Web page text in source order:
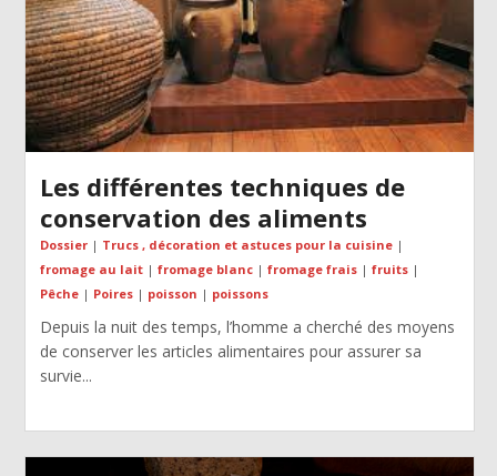
Les différentes techniques de
conservation des aliments
Dossier| Trucs , décoration et astuces pour la cuisine|
fromage au lait| fromage blanc| fromage frais| fruits|
Pêche| Poires| poisson | poissons
Depuis la nuit des temps, l’homme a cherché des moyens
de conserver les articles alimentaires pour assurer sa
survie...